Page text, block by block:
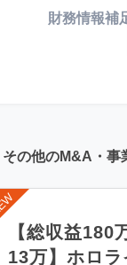
財務情報補
その他のM&A・事
【総収益180
13万】ホロ